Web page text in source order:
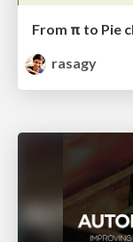
From π to Pie
rasagy